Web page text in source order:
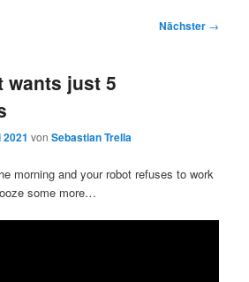
Nächster →
wants just 5
vonSebastian Trella
morning and your robot refuses to work
some more…